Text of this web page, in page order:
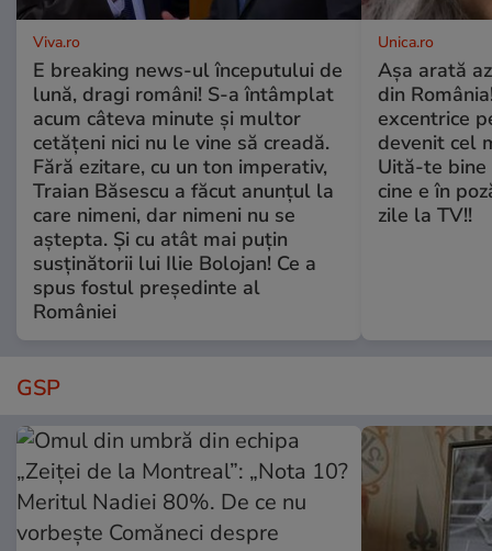
Viva.ro
E breaking news-ul începutului de
lună, dragi români! S-a întâmplat
acum câteva minute și multor
cetățeni nici nu le vine să creadă.
Fără ezitare, cu un ton imperativ,
Traian Băsescu a făcut anunțul la
care nimeni, dar nimeni nu se
aștepta. Și cu atât mai puțin
susținătorii lui Ilie Bolojan! Ce a
spus fostul președinte al
României
Unica.ro
Așa arată
din
excentrice
devenit cel
Uită-te bine
cine e în
zile la TV!!
GSP